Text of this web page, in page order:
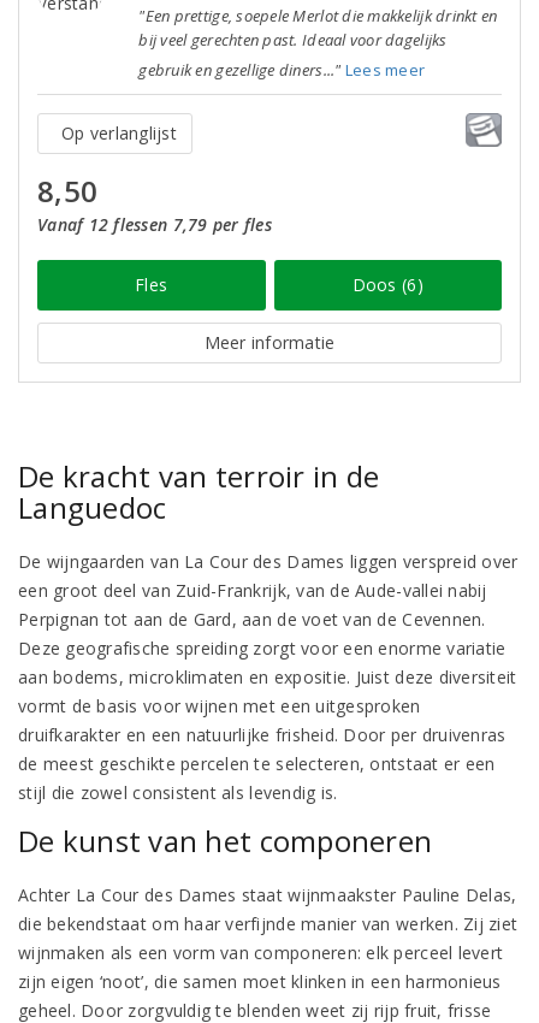
"Een prettige, soepele Merlot die makkelijk drinkt en
bij veel gerechten past. Ideaal voor dagelijks
gebruik en gezellige diners..." Lees meer
Op verlanglijst
8,50
Vanaf 12 flessen 7,79 per fles
Fles Doos (6)
Meer informatie
De kracht van terroir in de
Languedoc
De wijngaarden van La Cour des Dames liggen verspreid over
een groot deel van Zuid-Frankrijk, van de Aude-vallei nabij
Perpignan tot aan de Gard, aan de voet van de Cevennen.
Deze geografische spreiding zorgt voor een enorme variatie
aan bodems, microklimaten en expositie. Juist deze diversiteit
vormt de basis voor wijnen met een uitgesproken
druifkarakter en een natuurlijke frisheid. Door per druivenras
de meest geschikte percelen te selecteren, ontstaat er een
stijl die zowel consistent als levendig is.
De kunst van het componeren
Achter La Cour des Dames staat wijnmaakster Pauline Delas,
die bekendstaat om haar verfijnde manier van werken. Zij ziet
wijnmaken als een vorm van componeren: elk perceel levert
zijn eigen ‘noot’, die samen moet klinken in een harmonieus
geheel. Door zorgvuldig te blenden weet zij rijp fruit, frisse